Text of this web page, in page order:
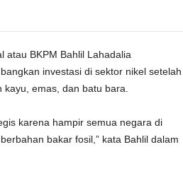
atau BKPM Bahlil Lahadalia
investasi di sektor nikel setelah
emas, dan batu bara.
karena hampir semua negara di
bakar fosil,” kata Bahlil dalam